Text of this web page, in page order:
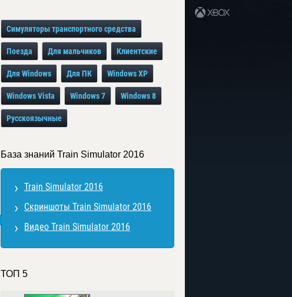
Симуляторы транспортного средства
Поезда Для мальчиков Клиентские
Для Windows Для ПК Windows XP
Windows Vista Windows 7 Windows 8
Русскоязычные
База знаний Train Simulator 2016
Train Simulator 2016
Скриншоты Train Simulator 2016
Видео Train Simulator 2016
ТОП 5